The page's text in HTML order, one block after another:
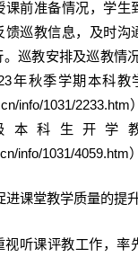
课前准备情况，学生
馈巡教信息，及时沟
巡教安排及巡教情
年秋季学期本科教
info/1031/
本科生开学
info/1031/4059.htm
进课堂教学质量的提
视听课评教工作，率